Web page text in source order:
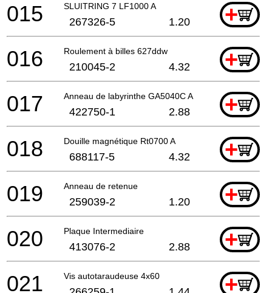
SLUITRING 7 LF1000 A +
015 267326-5 1.20
Roulement à billes 627ddw +
016 210045-2 4.32
Anneau de labyrinthe GA5040C A +
017 422750-1 2.88
Douille magnétique Rt0700 A +
018 688117-5 4.32
Anneau de retenue +
019 259039-2 1.20
Plaque Intermediaire +
020 413076-2 2.88
Vis autotaraudeuse 4x60 +
021